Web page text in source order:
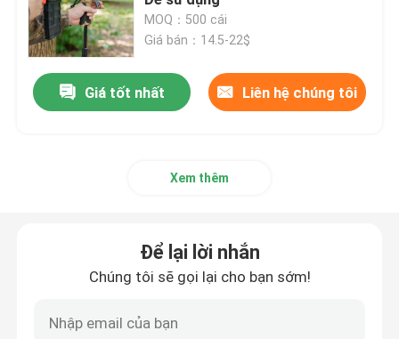
gậy săn bắn
Chân máy săn bắn
Gậy kích hoạt
Bắn bộ ba chân
MOQ：500 cái
Giá bán：14.5-22$
Giá tốt nhất Liên hệ chúng tôi
Xem thêm
Để lại lời nhắn
Chúng tôi sẽ gọi lại cho bạn sớm!